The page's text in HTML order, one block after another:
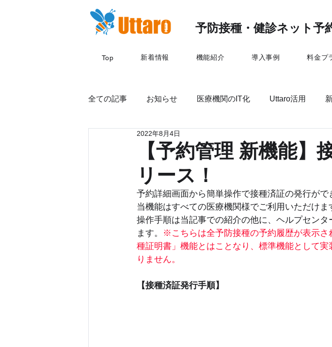
予防接種・健診ネット
Top 新着情報 機能紹介 導入事例 料金プ
全ての記事 お知らせ 医療機関のIT化 Uttaro活用
【予約管理 新機能】
リース！
2022年8月4日
予約詳細画面から簡単操作で接種済証の発行がで
当機能はすべての医療機関様でご利用いただけま
操作手順は当記事での紹介の他に、ヘルプセン
ます。 ※こちらは全予防接種の予約履歴が表示
種証明書」機能とはことなり、標準機能として
りません。
【接種済証発行手順】